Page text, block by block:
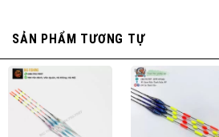
SẢN PHẨM TƯƠNG TỰ